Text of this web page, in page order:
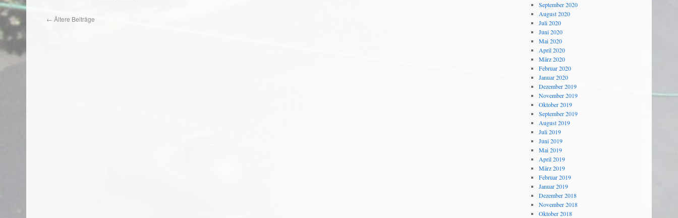
← Ältere Beiträge
September 2020
August 2020
Juli 2020
Juni 2020
Mai 2020
April 2020
März 2020
Februar 2020
Januar 2020
Dezember 2019
November 2019
Oktober 2019
September 2019
August 2019
Juli 2019
Juni 2019
Mai 2019
April 2019
März 2019
Februar 2019
Januar 2019
Dezember 2018
November 2018
Oktober 2018